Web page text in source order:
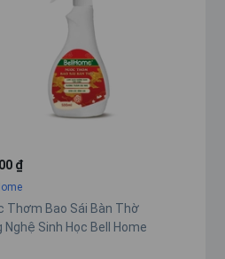
₫
Thơm Bao Sái Bàn Thờ
Nghệ Sinh Học Bell Home